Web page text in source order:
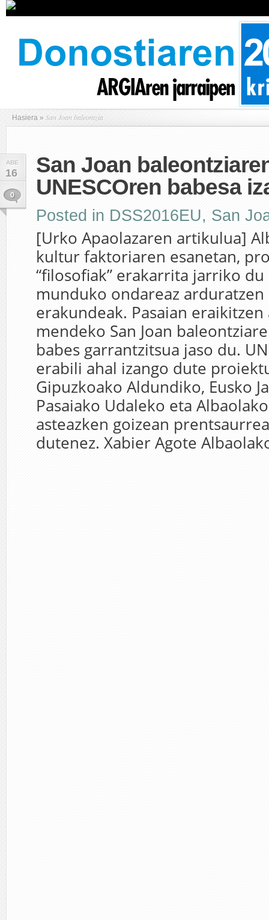
Hasiera » San Joan baleontzia
ABE
16
0
San Joan
UNESCOren babesa
Posted in DSS2016EU, San
[Urko Apaolazaren artikulua]
kultur faktoriaren esanetan,
“filosofiak” erakarrita jarriko
munduko ondareaz arduratzen
erakundeak. Pasaian eraikitzen
mendeko San Joan
babes garrantzitsua jaso du.
erabili ahal izango dute
Gipuzkoako Aldundiko, Eusko
Pasaiako Udaleko eta
asteazken goizean
dutenez. Xabier Agote